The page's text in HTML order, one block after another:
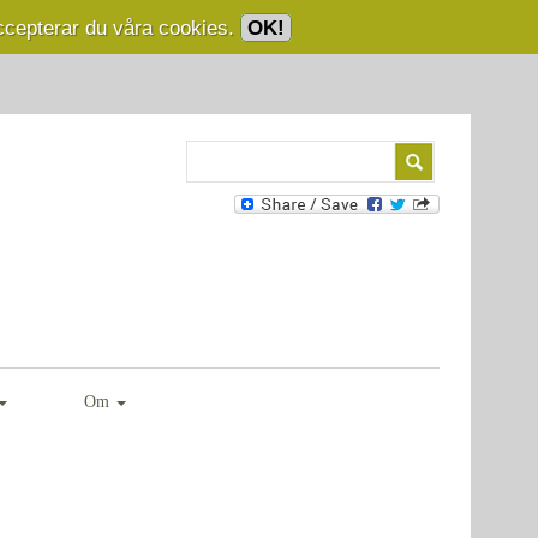
du våra cookies. OK!
Om